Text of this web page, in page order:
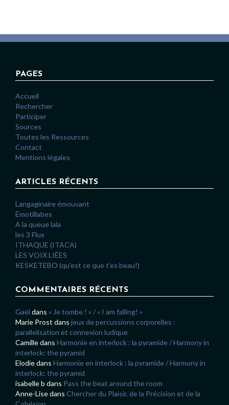
PAGES
Accueil
Rechercher
Participer
Sources
Toutes les Ressources
Contact
Mentions légales
ARTICLES RÉCENTS
Langaginaire émouvant
Émotillabes
A la queue lala
les 3 Flux
ITHAQUE (ITACA)
LES VOIX LIÉES
KESKETEBO (qu’est ce que t’es beau!)
COMMENTAIRES RÉCENTS
Gaël dans « Je tombe ! » / « I am falling! »
Marie Prost dans jeux de percussions corporelles :
parallelisation et connexion ludique
Camilledans Harmonie en interlock : la pyramide / Harmony in
interlock: the pyramid
Elodiedans Harmonie en interlock : la pyramide / Harmony in
interlock: the pyramid
isabelle b dans Pass the beat around the room
Anne-Lisedans Chercher du Plaisir, de la Précision et de la